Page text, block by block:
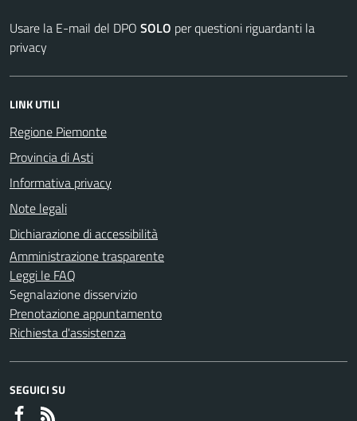
Usare la E-mail del DPO SOLO per questioni riguardanti la
privacy
LINK UTILI
Regione Piemonte
Provincia di Asti
Informativa privacy
Note legali
Dichiarazione di accessibilità
Amministrazione trasparente
Leggi le FAQ
Segnalazione disservizio
Prenotazione appuntamento
Richiesta d'assistenza
SEGUICI SU